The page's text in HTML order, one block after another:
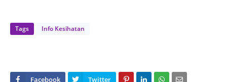
Tags Info Kesihatan